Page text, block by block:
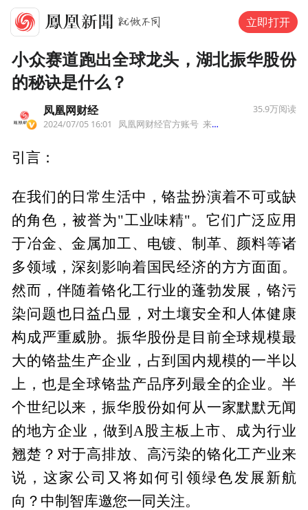
立即打开
小众赛道跑出全球龙头，湖北振华股份
的秘诀是什么？
凤凰网财经
2024/07/05 16:01 凤凰网财经官方账号 来自北京市
35.9万阅读
引言：
在我们的日常生活中，铬盐扮演着不可或缺
的角色，被誉为"工业味精"。它们广泛应用
于冶金、金属加工、电镀、制革、颜料等诸
多领域，深刻影响着国民经济的方方面面。
然而，伴随着铬化工行业的蓬勃发展，铬污
染问题也日益凸显，对土壤安全和人体健康
构成严重威胁。振华股份是目前全球规模最
大的铬盐生产企业，占到国内规模的一半以
上，也是全球铬盐产品序列最全的企业。半
个世纪以来，振华股份如何从一家默默无闻
的地方企业，做到A股主板上市、成为行业
翘楚？对于高排放、高污染的铬化工产业来
说，这家公司又将如何引领绿色发展新航
向？中制智库邀您一同关注。